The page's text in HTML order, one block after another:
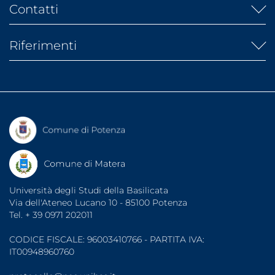
Albo ufficiale
Atti di Notifica
IRIS
Banca dati AlmaLaurea
Banca dati laureati
Banca dati tirocini
Fatturazione elettronica
Contatti
Rubrica telefonica
Segreterie studenti
Consigliera di Fiducia
Sportello di Ascolto
Riferimenti
Organizzazioni Sindacali
Note legali
Protezione dati
Accessibilità
Università degli Studi della Basilicata
Via dell'Ateneo Lucano 10 - 85100 Potenza
Tel. + 39 0971 202011
CODICE FISCALE: 96003410766 - PARTITA IVA:
IT00948960760